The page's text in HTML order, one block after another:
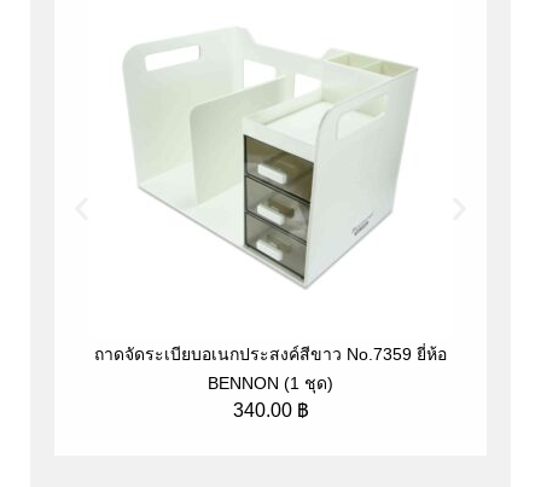
ถาดจัดระเบียบอเนกประสงค์สีขาว No.7359 ยี่ห้อ
BENNON (1 ชุด)
340.00 ฿